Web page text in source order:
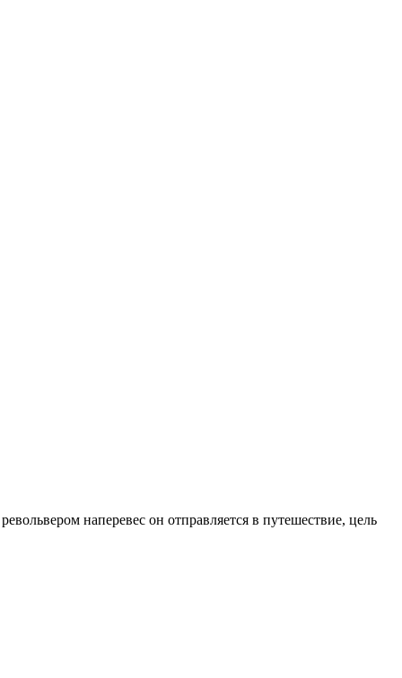
наперевес он отправляется в путешествие, цель